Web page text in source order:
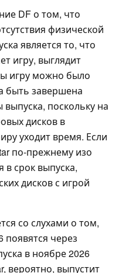
DF о том, что
физической
является то, что
игру, выглядит
игру можно было
быть завершена
поскольку на
дисков в
уходит время. Если
по-прежнему изо
в срок выпуска,
дисков с игрой
со слухами о том,
появятся через
в ноябре 2026
вероятно, выпустит